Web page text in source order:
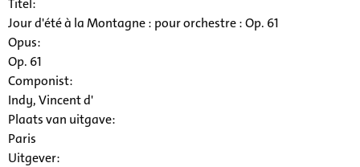
Titel:
Jour d'été à la Montagne : pour orchestre : Op. 61
Opus:
Op. 61
Componist:
Indy, Vincent d'
Plaats van uitgave:
Paris
Uitgever: